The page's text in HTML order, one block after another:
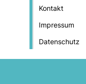
Kontakt
Impressum
Datenschutz